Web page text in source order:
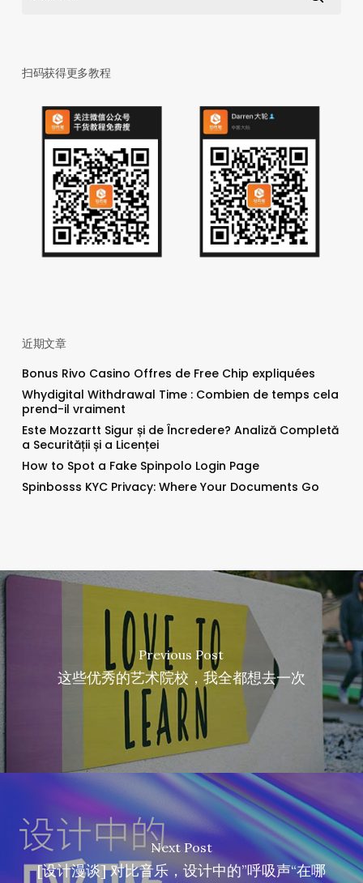
扫码获得更多教程
近期文章
Bonus Rivo Casino Offres de Free Chip expliquées
Whydigital Withdrawal Time : Combien de temps cela
prend-il vraiment
Este Mozzartt Sigur și de Încredere? Analiză Completă
a Securității și a Licenței
How to Spot a Fake Spinpolo Login Page
Spinbosss KYC Privacy: Where Your Documents Go
Previous Post
这些优秀的艺术院校，我全都想去一次
Next Post
[设计漫谈] 对比音乐，设计中的”呼吸声“在哪